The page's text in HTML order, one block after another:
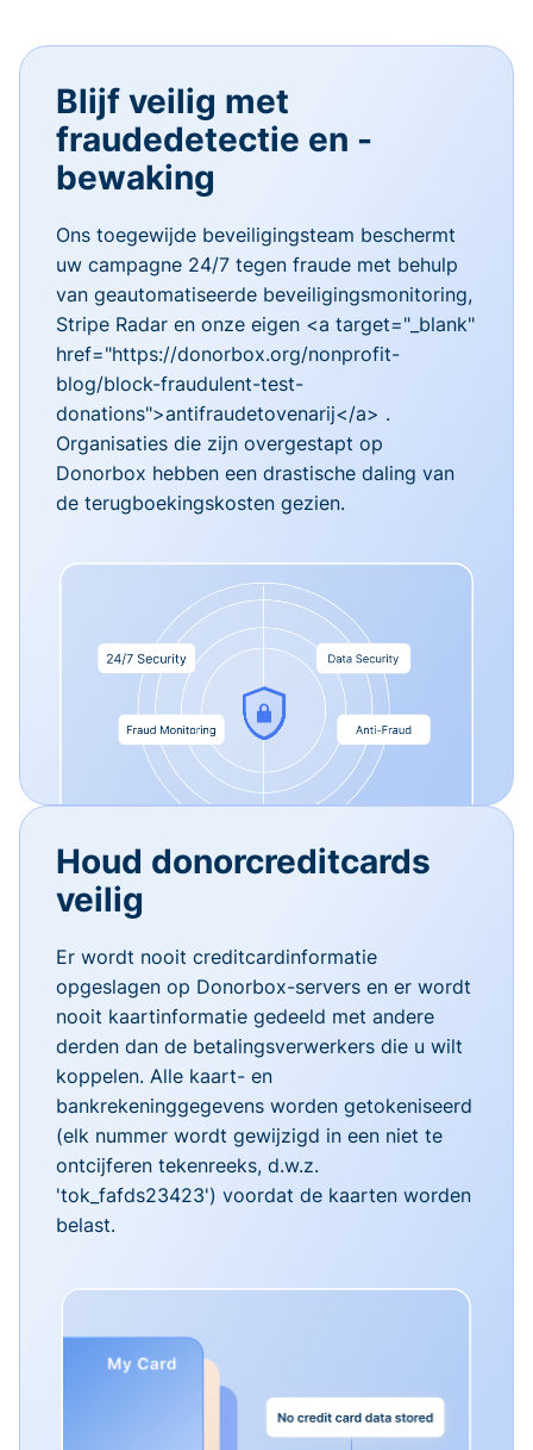
Blijf veilig met
fraudedetectie en -
bewaking
Ons toegewijde beveiligingsteam beschermt
uw campagne 24/7 tegen fraude met behulp
van geautomatiseerde beveiligingsmonitoring,
Stripe Radar en onze eigen <a target="_blank"
href="https://donorbox.org/nonprofit-
blog/block-fraudulent-test-
donations">antifraudetovenarij</a> .
Organisaties die zijn overgestapt op
Donorbox hebben een drastische daling van
de terugboekingskosten gezien.
Houd donorcreditcards
veilig
Er wordt nooit creditcardinformatie
opgeslagen op Donorbox-servers en er wordt
nooit kaartinformatie gedeeld met andere
derden dan de betalingsverwerkers die u wilt
koppelen. Alle kaart- en
bankrekeninggegevens worden getokeniseerd
(elk nummer wordt gewijzigd in een niet te
ontcijferen tekenreeks, d.w.z.
'tok_fafds23423') voordat de kaarten worden
belast.